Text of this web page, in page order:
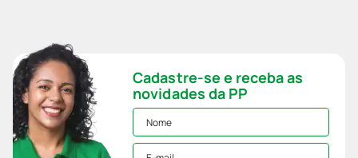
Cadastre-se e receba as
novidades da PP